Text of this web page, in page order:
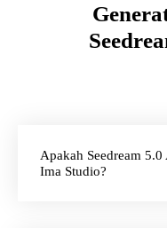
Apakah Seedream
Ima Studio?